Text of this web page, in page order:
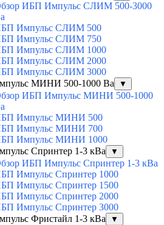
ИБП Импульс СЛИМ 500-3000
Импульс СЛИМ 500
Импульс СЛИМ 750
Импульс СЛИМ 1000
Импульс СЛИМ 2000
Импульс СЛИМ 3000
МИНИ 500-1000 Ва
▼
ИБП Импульс МИНИ 500-1000
Импульс МИНИ 500
Импульс МИНИ 700
Импульс МИНИ 1000
Спринтер 1-3 кВа
▼
ИБП Импульс Спринтер 1-3 кВа
Импульс Спринтер 1000
Импульс Спринтер 1500
Импульс Спринтер 2000
Импульс Спринтер 3000
Фристайл 1-3 кВа
▼